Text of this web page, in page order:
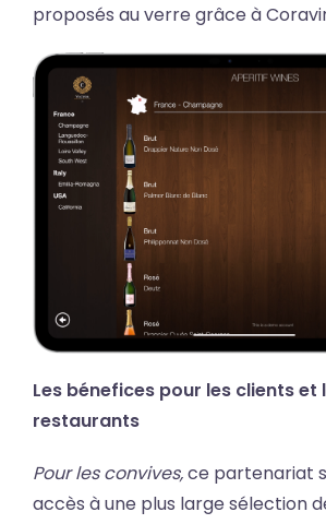
proposés au verre grâce à
Les bénefices pour les clients et
restaurants
Pour les convives,ce partenariat
accès à une plus large sélection